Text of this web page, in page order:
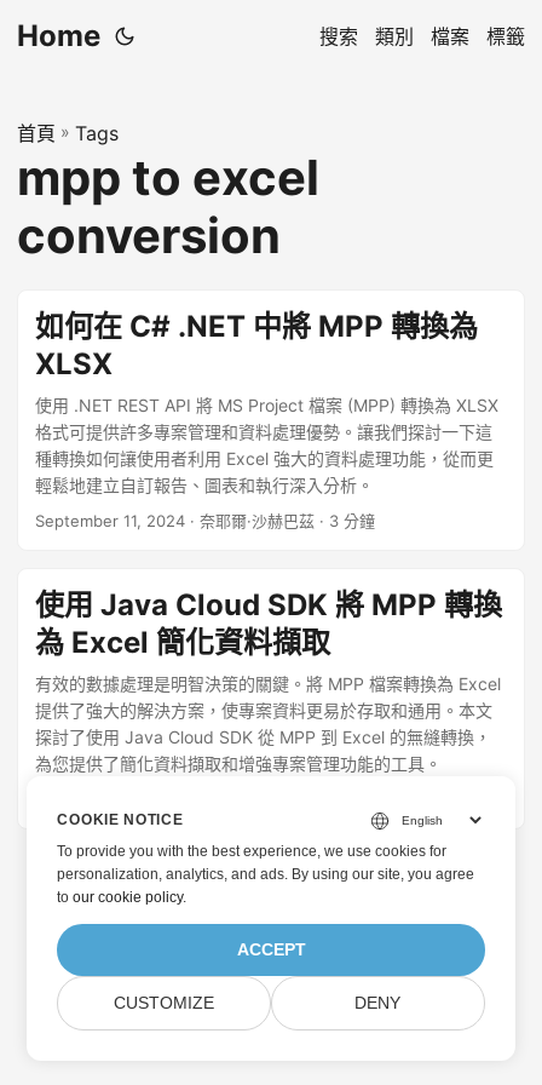
Home 搜索 類別 檔案 標籤
首頁 » Tags
mpp to excel
conversion
如何在 C# .NET 中將 MPP 轉換為
XLSX
使用 .NET REST API 將 MS Project 檔案 (MPP) 轉換為 XLSX
格式可提供許多專案管理和資料處理優勢。讓我們探討一下這
種轉換如何讓使用者利用 Excel 強大的資料處理功能，從而更
輕鬆地建立自訂報告、圖表和執行深入分析。
September 11, 2024 · 奈耶爾·沙赫巴茲 · 3 分鐘
使用 Java Cloud SDK 將 MPP 轉換
為 Excel 簡化資料擷取
有效的數據處理是明智決策的關鍵。將 MPP 檔案轉換為 Excel
提供了強大的解決方案，使專案資料更易於存取和通用。本文
探討了使用 Java Cloud SDK 從 MPP 到 Excel 的無縫轉換，
為您提供了簡化資料擷取和增強專案管理功能的工具。
COOKIE NOTICE
To provide you with the best experience, we use cookies for
personalization, analytics, and ads. By using our site, you agree
toour cookie policy.
ACCEPT
CUSTOMIZE DENY